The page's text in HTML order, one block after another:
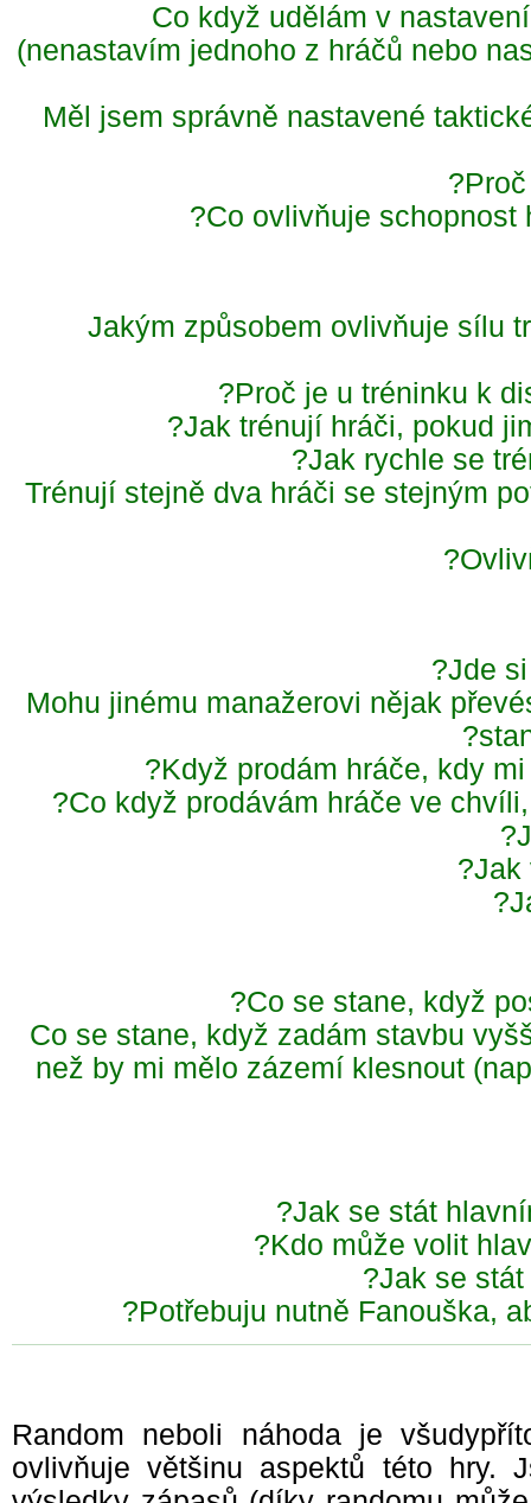
Co když udělám v
(nenastavím jednoho z hráčů nebo
Měl jsem správně nastavené
Co ovlivňuje
Jakým způsobem ovlivňuje sílu
Proč je u tréninku k
Jak trénují hráči, pokud
Jak rychle se
Trénují stejně dva hráči se stejným
Jde
Mohu jinému manažerovi nějak
Když prodám hráče, kdy
Co když prodávám hráče ve
Co se stane, když
Co se stane, když zadám stavbu
než by mi mělo zázemí klesnout
Jak se stát
Kdo může volit
Jak se
Potřebuju nutně Fanouška,
Random neboli náhoda je
ovlivňuje většinu aspektů této